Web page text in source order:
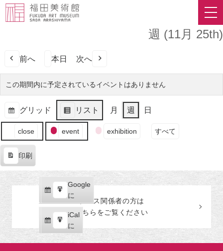
週 (11月 25th)
前へ 本日 次へ
この期間内に予定されているイベントはありません
グリッド
表
リスト
表
月 週 日
ン
の
カ
テ
ゴ
close event exhibition すべて
印刷
示
Google
で
購
読
iCal
で
購
読
Google
に
エ
ク
ス
ポ
iCal
に
エ
ク
プレス関係者の方は
こちらをご覧ください